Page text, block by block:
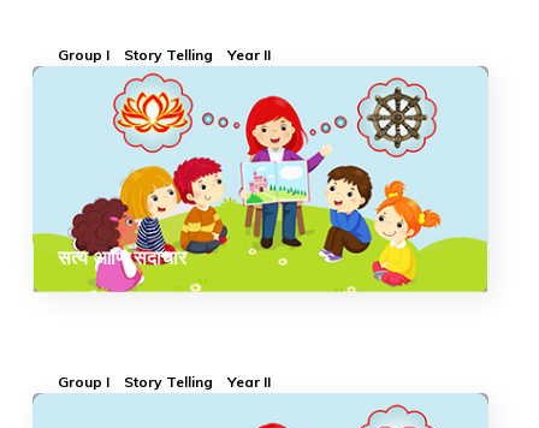
Group I Story Telling Year II
सत्य आणि सदाचार
Group I Story Telling Year II